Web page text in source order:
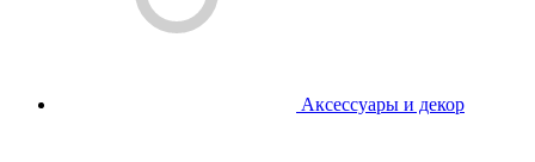
Аксессуары и декор